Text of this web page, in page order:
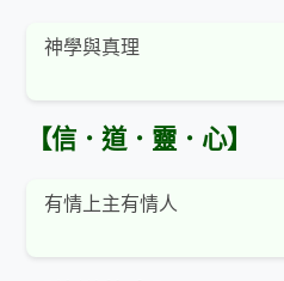
神學與真理
【信．道．靈．心】
有情上主有情人